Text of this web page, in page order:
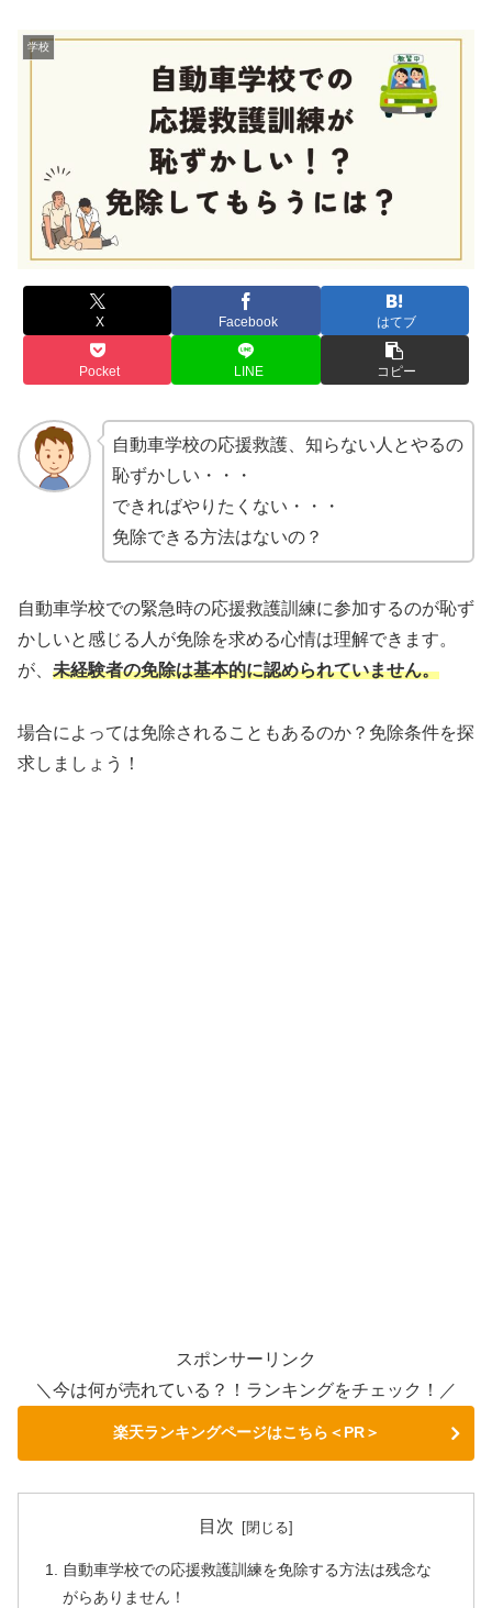
学校
X Facebook はてブ
Pocket LINE コピー
自動車学校の応援救護、知らない人とやるの
恥ずかしい・・・
できればやりたくない・・・
免除できる方法はないの？
自動車学校での緊急時の応援救護訓練に参加するのが恥ず
かしいと感じる人が免除を求める心情は理解できます。
が、 未経験者の免除は基本的に認められていません。
場合によっては免除されることもあるのか？免除条件を探
求しましょう！
スポンサーリンク
＼今は何が売れている？！ランキングをチェック！／
楽天ランキングページはこちら＜PR＞
目次
自動車学校での応援救護訓練を免除する方法は残念な
がらありません！